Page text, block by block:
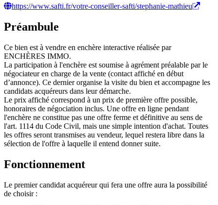
https://www.safti.fr/votre-conseiller-safti/stephanie-mathieu
Préambule
Ce bien est à vendre en enchère interactive réalisée par
ENCHÈRES IMMO.
La participation à l'enchère est soumise à agrément préalable par le
négociateur en charge de la vente (contact affiché en début
d’annonce). Ce dernier organise la visite du bien et accompagne les
candidats acquéreurs dans leur démarche.
Le prix affiché correspond à un prix de première offre possible,
honoraires de négociation inclus. Une offre en ligne pendant
l'enchère ne constitue pas une offre ferme et définitive au sens de
l'art. 1114 du Code Civil, mais une simple intention d'achat. Toutes
les offres seront transmises au vendeur, lequel restera libre dans la
sélection de l'offre à laquelle il entend donner suite.
Fonctionnement
Le premier candidat acquéreur qui fera une offre aura la possibilité
de choisir :